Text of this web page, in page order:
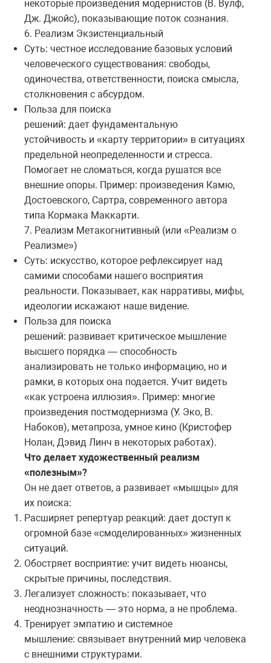
некоторые произведения модернистов (В. Вулф,
Дж. Джойс), показывающие поток сознания.
6. Реализм Экзистенциальный
Суть: честное исследование базовых условий
человеческого существования: свободы,
одиночества, ответственности, поиска смысла,
столкновения с абсурдом.
Польза для поиска
решений: дает фундаментальную
устойчивость и «карту территории» в ситуациях
предельной неопределенности и стресса.
Помогает не сломаться, когда рушатся все
внешние опоры. Пример: произведения Камю,
Достоевского, Сартра, современного автора
типа Кормака Маккарти.
7. Реализм Метакогнитивный (или «Реализм о
Реализме»)
Суть: искусство, которое рефлексирует над
самими способами нашего восприятия
реальности. Показывает, как нарративы, мифы,
идеологии искажают наше видение.
Польза для поиска
решений: развивает критическое мышление
высшего порядка — способность
анализировать не только информацию, но и
рамки, в которых она подается. Учит видеть
«как устроена иллюзия». Пример: многие
произведения постмодернизма (У. Эко, В.
Набоков), метапроза, умное кино (Кристофер
Нолан, Дэвид Линч в некоторых работах).
Что делает художественный реализм
«полезным»?
Он не дает ответов, а развивает «мышцы» для
их поиска:
Расширяет репертуар реакций: дает доступ к
огромной базе «смоделированных» жизненных
ситуаций.
Обостряет восприятие: учит видеть нюансы,
скрытые причины, последствия.
Легализует сложность: показывает, что
неоднозначность — это норма, а не проблема.
Тренирует эмпатию и системное
мышление: связывает внутренний мир человека
с внешними структурами.